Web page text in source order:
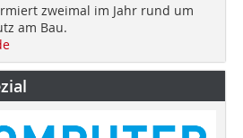
zweimal im Jahr rund um
am Bau.